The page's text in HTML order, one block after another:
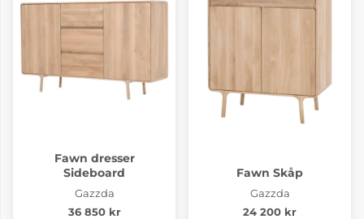
Fawn dresser
Sideboard
Gazzda
36 850 kr
Fawn Skåp
Gazzda
24 200 kr